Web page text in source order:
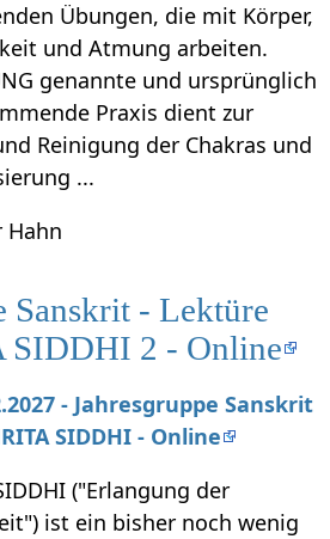
Übungen, die mit Körper,
und Atmung arbeiten.
genannte und ursprünglich
Praxis dient zur
Reinigung der Chakras und
...
Hahn
Sanskrit - Lektüre
SIDDHI 2 - Online
- Jahresgruppe Sanskrit
SIDDHI - Online
("Erlangung der
ist ein bisher noch wenig